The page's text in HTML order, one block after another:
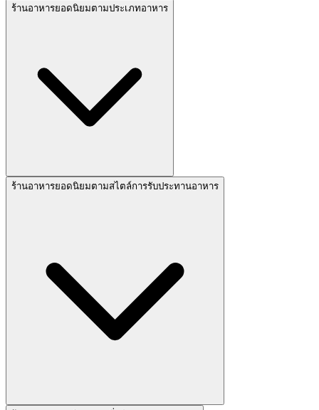
ร้านอาหารยอดนิยมตามประเภทอาหาร
ร้านอาหารยอดนิยมตามสไตล์การรับประทานอาหาร